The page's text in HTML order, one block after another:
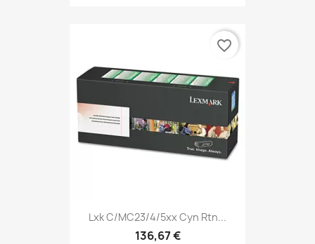
Lxk C/MC23/4/5xx Cyn Rtn...
136,67 €
favorite_border